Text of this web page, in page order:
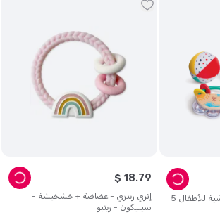
هيب - مجموعة ألعاب حسّية للأطفال 5
إتزي ريتزي - عضاضة + خشخيشة -
سيليكون - رينبو
$ 18.79